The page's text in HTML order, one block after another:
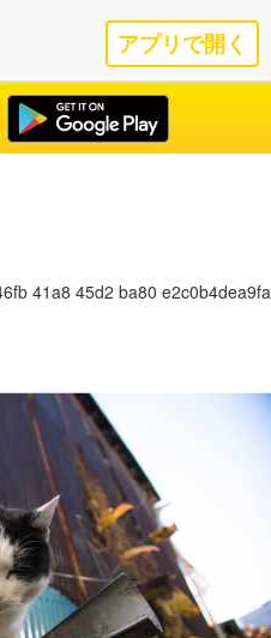
アプリで開く